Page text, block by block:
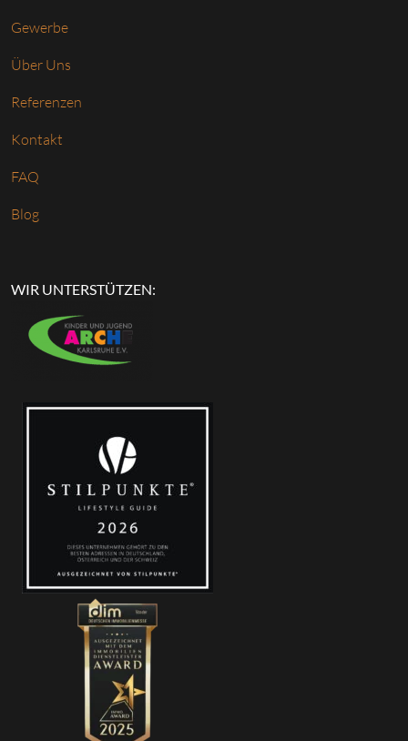
Gewerbe
Über Uns
Referenzen
Kontakt
FAQ
Blog
WIR UNTERSTÜTZEN: